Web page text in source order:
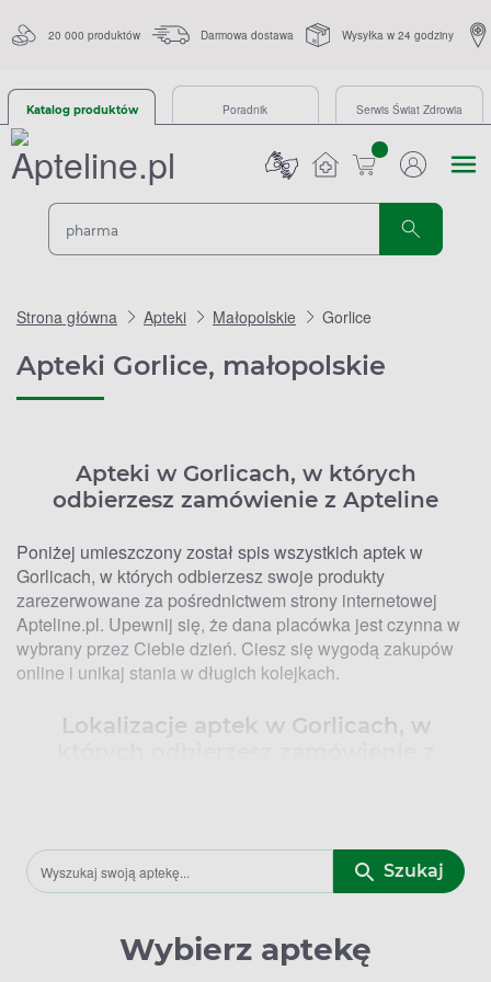
20 000 produktów Darmowa dostawa Wysyłka w 24 godziny
Katalog produktów Poradnik Serwis Świat Zdrowia
sztuk
Strona główna Apteki Małopolskie Gorlice
Apteki Gorlice, małopolskie
Apteki w Gorlicach, w których
odbierzesz zamówienie z Apteline
Poniżej umieszczony został spis wszystkich aptek w
Gorlicach, w których odbierzesz swoje produkty
zarezerwowane za pośrednictwem strony internetowej
Apteline.pl. Upewnij się, że dana placówka jest czynna w
wybrany przez Ciebie dzień. Ciesz się wygodą zakupów
online i unikaj stania w długich kolejkach.
Lokalizacje aptek w Gorlicach, w
zamówienie z Apteline.pl to:
Apteka Twoje Leki – ul. Węgierska 21.
Apteki w Gorlicach – godziny otwarcia
Szukaj
Wybierz aptekę